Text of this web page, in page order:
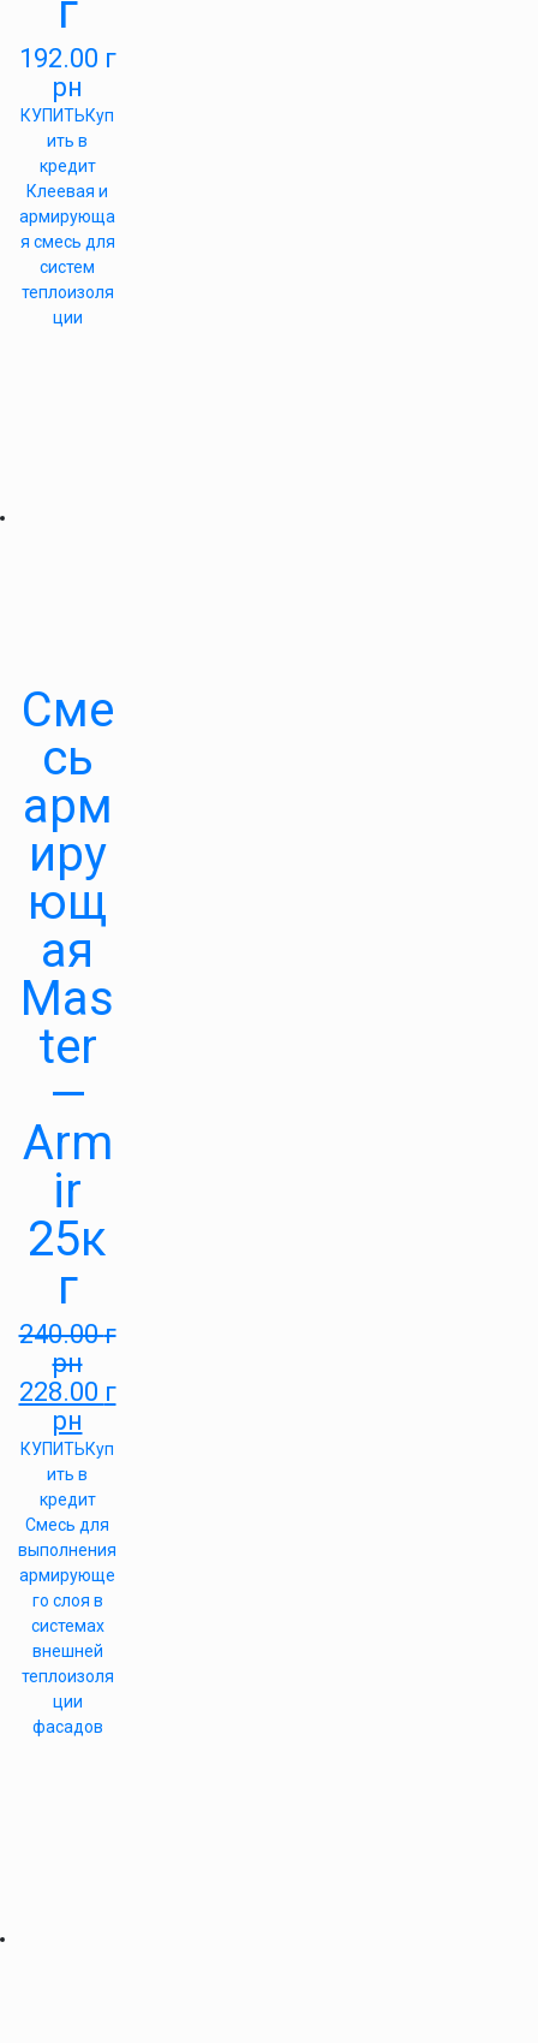
г
192.00 г
рн
КУПИТЬКуп
ить в
кредит
Клеевая и
армирующа
я смесь для
систем
теплоизоля
ции
Сме
сь
арм
иру
ющ
ая
Mas
ter
—
Arm
ir
25к
г
240.00г
рн
228.00 г
рн
КУПИТЬКуп
ить в
кредит
Смесь для
выполнения
армирующе
го слоя в
системах
внешней
теплоизоля
ции
фасадов